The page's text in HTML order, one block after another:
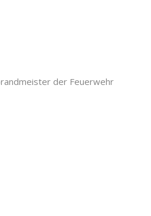
der Feuerwehr